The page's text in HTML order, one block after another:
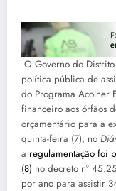
O Governo do
política pública de
do Programa Acolher
financeiro aos órfãos
orçamentário para a
quinta-feira (7), no
a regulamentação foi
(8) no decreto nº
por ano para assistir